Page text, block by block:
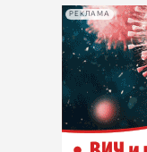
РЕКЛАМА